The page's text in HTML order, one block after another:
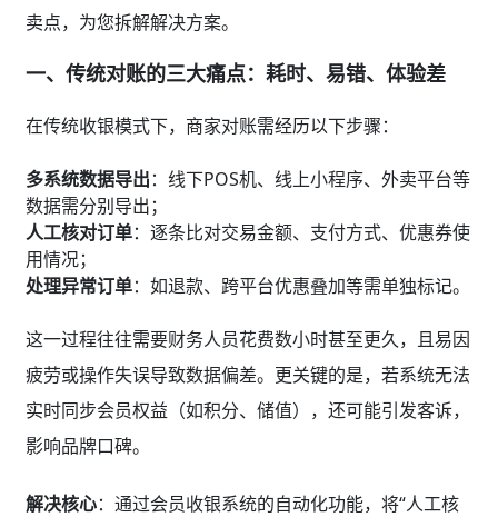
卖点，为您拆解解决方案。
一、传统对账的三大痛点：耗时、易错、体验差
在传统收银模式下，商家对账需经历以下步骤：
多系统数据导出：线下POS机、线上小程序、外卖平台等
数据需分别导出；
人工核对订单：逐条比对交易金额、支付方式、优惠券使
用情况；
处理异常订单：如退款、跨平台优惠叠加等需单独标记。
这一过程往往需要财务人员花费数小时甚至更久，且易因
疲劳或操作失误导致数据偏差。更关键的是，若系统无法
实时同步会员权益（如积分、储值），还可能引发客诉，
影响品牌口碑。
解决核心：通过会员收银系统的自动化功能，将“人工核